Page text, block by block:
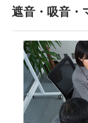
遮音・吸音・